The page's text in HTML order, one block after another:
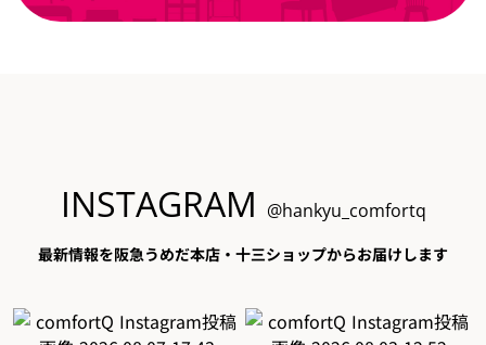
INSTAGRAM @hankyu_comfortq
最新情報を阪急うめだ本店・十三ショップからお届けします